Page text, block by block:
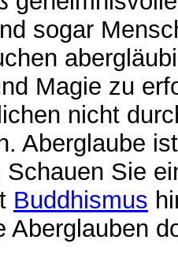
sogar
Magie zu
nicht
Aberglaube
Schauen Sie
Buddhismus
Aberglauben